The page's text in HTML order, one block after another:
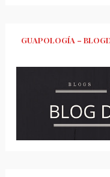
GUAPOLOGÍA –